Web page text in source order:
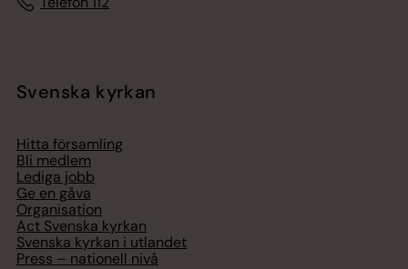
Svenska kyrkan
Hitta församling
Bli medlem
Lediga jobb
Ge en gåva
Organisation
Act Svenska kyrkan
Svenska kyrkan i utlandet
Press – nationell nivå